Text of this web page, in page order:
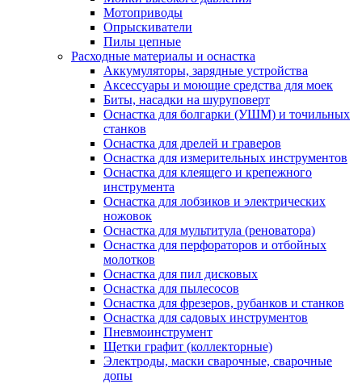
Мотоприводы
Опрыскиватели
Пилы цепные
Расходные материалы и оснастка
Аккумуляторы, зарядные устройства
Аксессуары и моющие средства для моек
Биты, насадки на шуруповерт
Оснастка для болгарки (УШМ) и точильных
станков
Оснастка для дрелей и граверов
Оснастка для измерительных инструментов
Оснастка для клеящего и крепежного
инструмента
Оснастка для лобзиков и электрических
ножовок
Оснастка для мультитула (реноватора)
Оснастка для перфораторов и отбойных
молотков
Оснастка для пил дисковых
Оснастка для пылесосов
Оснастка для фрезеров, рубанков и станков
Оснастка для садовых инструментов
Пневмоинструмент
Щетки графит (коллекторные)
Электроды, маски сварочные, сварочные
допы